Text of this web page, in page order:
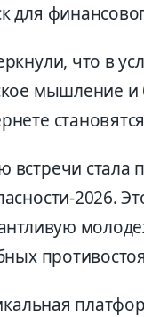
для
что в
мышление и
стала
2026.